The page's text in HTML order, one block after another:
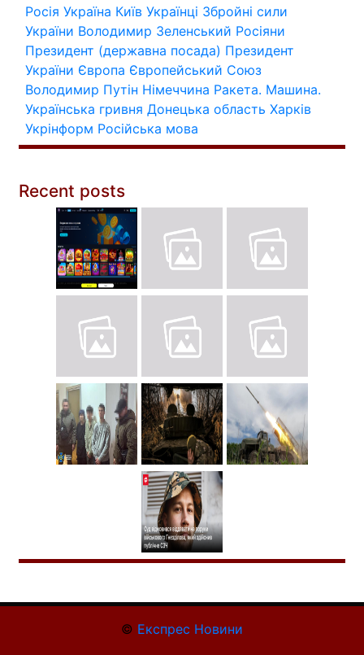
Росія Україна Київ Українці Збройні сили
України Володимир Зеленський Росіяни
Президент (державна посада) Президент
України Європа Європейський Союз
Володимир Путін Німеччина Ракета. Машина.
Українська гривня Донецька область Харків
Укрінформ Російська мова
Recent posts
© Експрес Новини